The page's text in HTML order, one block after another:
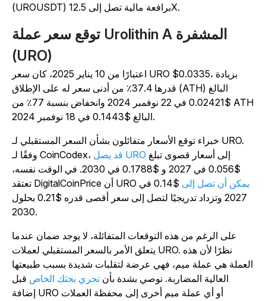
توقع سعر عملة Urolithin A المشفرة
(URO)
اعتبارًا من 10 يناير 2025، كان سعر URO $0.0335، بزيادة
قدرها 37.4٪ من أدنى سعر له على الإطلاق (ATH) البالغ
$0.02421 في 22 نوفمبر 2024 وانخفاض بنسبة 77٪ من ATH
خبراء توقع الأسعار متفائلون بشأن السعر المستقبلي لـ URO.
وفقًا لـ CoinCodex،
قد يصل UROإلى أسعار قصوى تبلغ
$0.056 في 2027 و $0.1788 في 2030. في الوقت نفسه،
تعتقد DigitalCoinPrice أن URO
يمكن أن تصل إلى
$0.14 في
2027 وتزداد تدريجيًا لتصل إلى سعر أقصى قدره $0.21 بحلول
على الرغم من هذه التوقعات المتفائلة، لا يوجد ضمان عندما
يتعلق الأمر بالسعر المستقبلي لعملات URO. نظرًا لأن هذه
هي عملة ميم، فهي عرضة لتقلبات شديدة بسبب طبيعتها
العالية المضاربة. نوصي بشدة بأن تجري بحثك الخاصقبل
إضافة URO أو أي عملة ميم أخرى إلى محفظة العملات